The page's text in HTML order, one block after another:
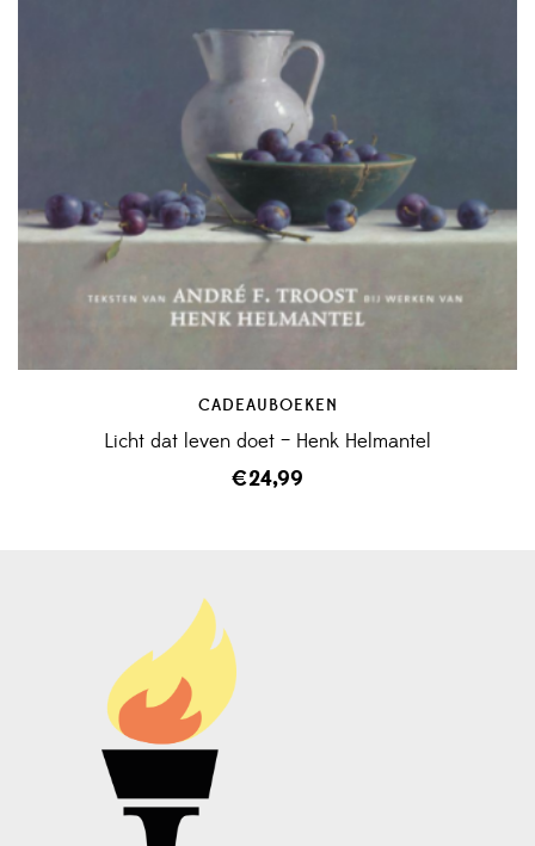
CADEAUBOEKEN
Licht dat leven doet – Henk Helmantel
€24,99